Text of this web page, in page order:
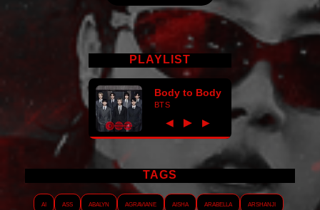
PLAYLIST
Body to Body
BTS
◀ ► ▶
TAGS
AI ASS Abalyn Agraviane Aisha Arabella Arshanji